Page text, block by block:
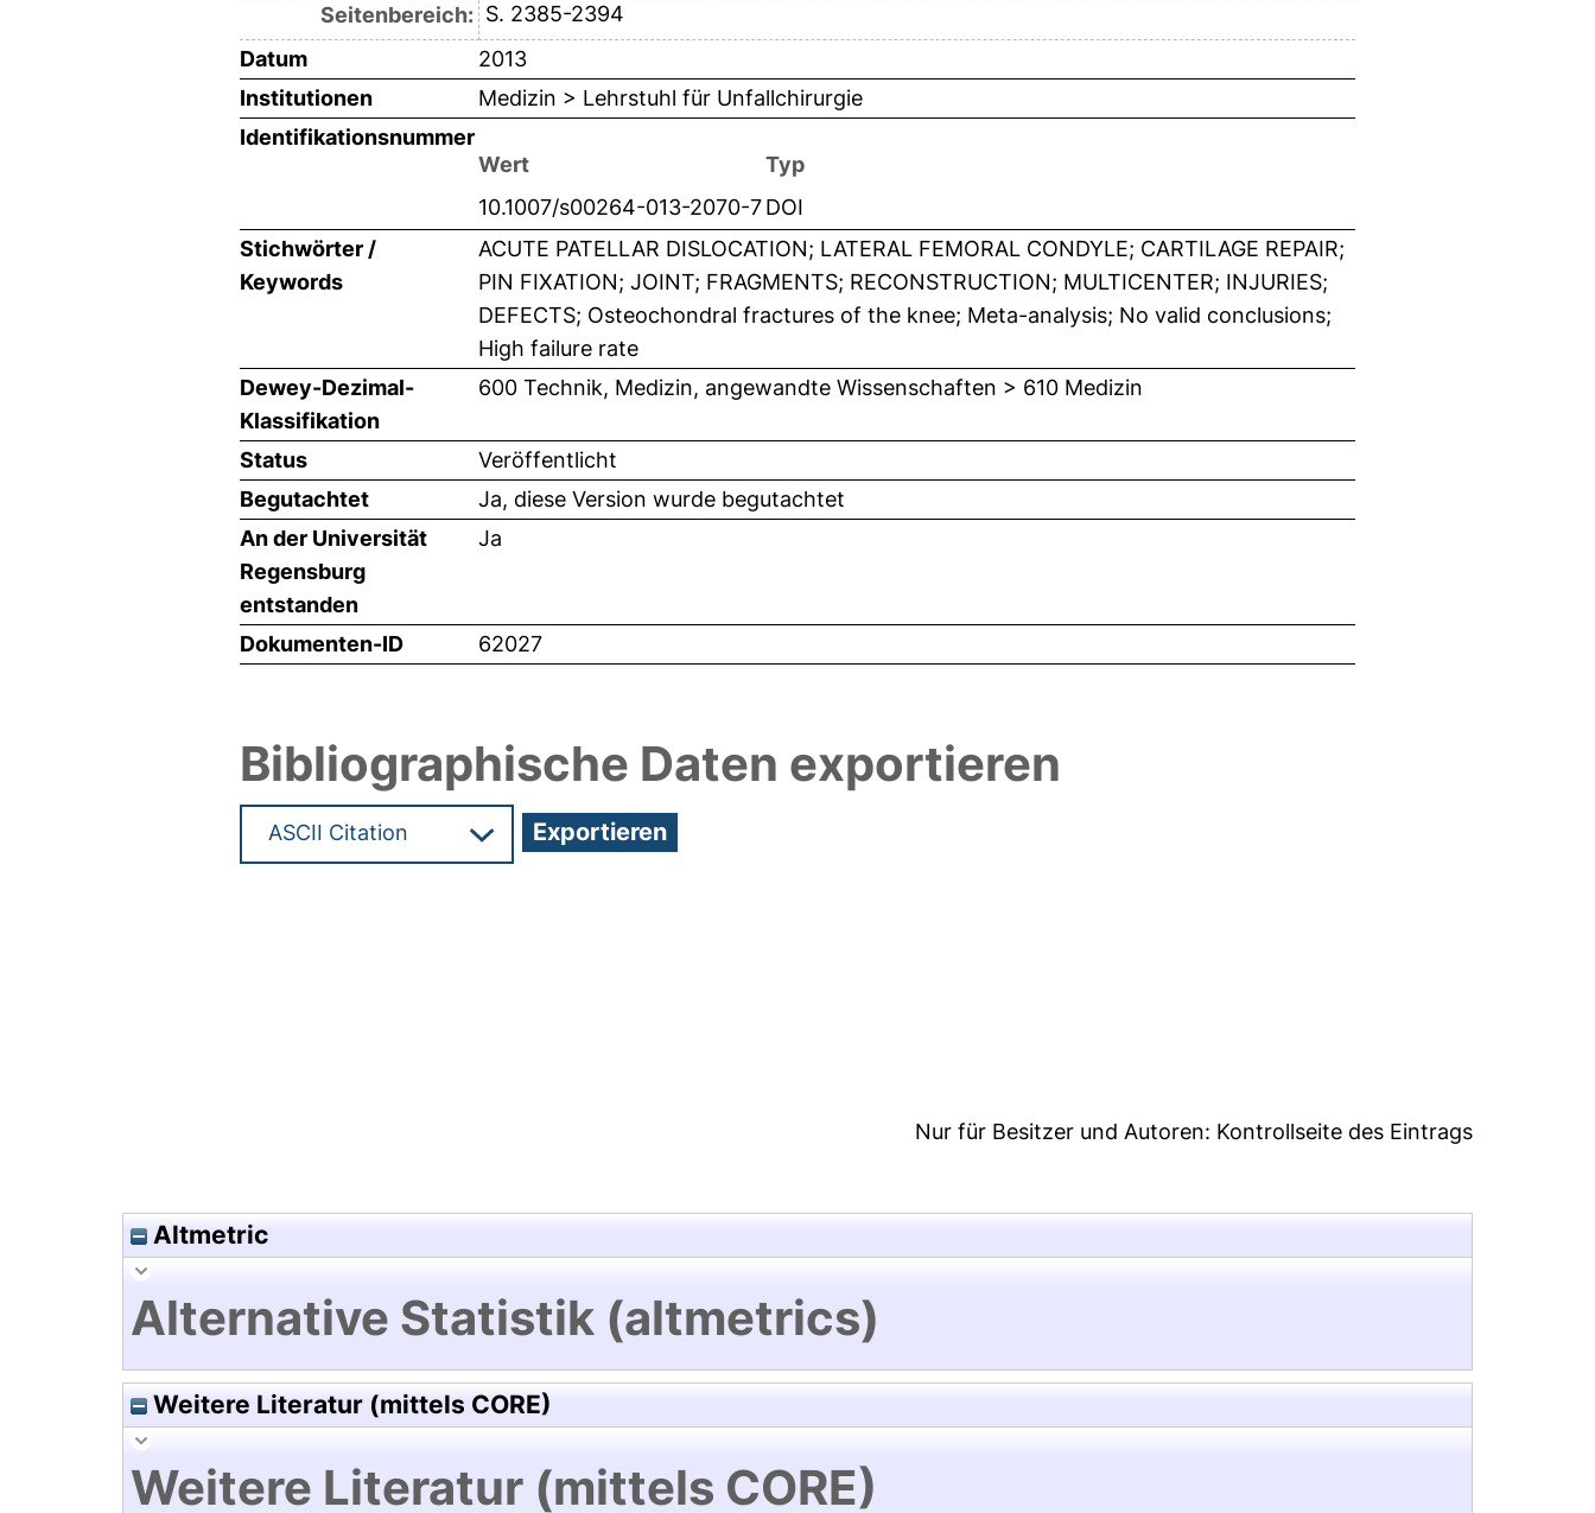
Seitenbereich: S. 2385-2394
Datum
2013
Institutionen
Medizin > Lehrstuhl für Unfallchirurgie
Identifikationsnummer
Wert
Typ
10.1007/s00264-013-2070-7DOI
Stichwörter /
Keywords
ACUTE PATELLAR DISLOCATION; LATERAL FEMORAL CONDYLE; CARTILAGE REPAIR;
PIN FIXATION; JOINT; FRAGMENTS; RECONSTRUCTION; MULTICENTER; INJURIES;
DEFECTS; Osteochondral fractures of the knee; Meta-analysis; No valid conclusions;
High failure rate
Dewey-Dezimal-
Klassifikation
600 Technik, Medizin, angewandte Wissenschaften > 610 Medizin
Status
Veröffentlicht
Begutachtet
Ja, diese Version wurde begutachtet
An der Universität
Regensburg
entstanden
Ja
Dokumenten-ID 62027
Bibliographische Daten exportieren
Nur für Besitzer und Autoren: Kontrollseite des Eintrags
Altmetric
Alternative Statistik (altmetrics)
Weitere Literatur (mittels CORE)
Weitere Literatur (mittels CORE)